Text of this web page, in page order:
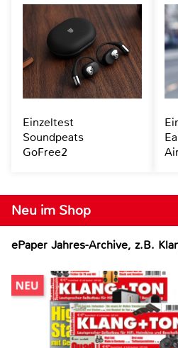
Neu im Shop
ePaper Jahres-Archive, z.B.
Einzeltest
Soundpeats
GoFree2